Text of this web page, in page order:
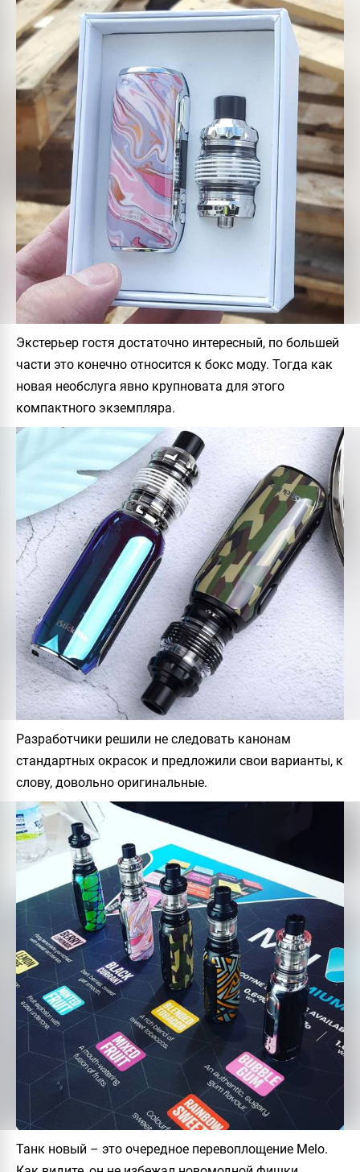
Экстерьер гостя достаточно интересный, по большей
части это конечно относится к бокс моду. Тогда как
новая необслуга явно крупновата для этого
компактного экземпляра.
Разработчики решили не следовать канонам
стандартных окрасок и предложили свои варианты, к
слову, довольно оригинальные.
Танк новый – это очередное перевоплощение Melo.